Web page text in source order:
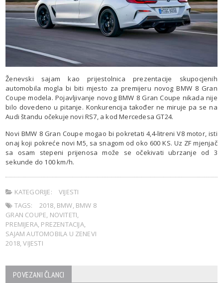
Ženevski sajam kao prijestolnica prezentacije skupocjenih
automobila mogla bi biti mjesto za premijeru novog BMW 8 Gran
Coupe modela. Pojavljivanje novog BMW 8 Gran Coupe nikada nije
bilo dovedeno u pitanje. Konkurencija također ne miruje pa se na
Audi štandu očekuje novi RS7, a kod Mercedesa GT24.
Novi BMW 8 Gran Coupe mogao bi pokretati 4,4-litreni V8 motor, isti
onaj koji pokreće novi M5, sa snagom od oko 600 KS. Uz ZF mjenjač
sa osam stepeni prijenosa može se očekivati ubrzanje od 3
sekunde do 100 km/h.
KATEGORIJE:
VIJESTI
TAGS:
2018, BMW, BMW 8
GRAN COUPE, NOVITETI,
PREMIJERA, PREZENTACIJA,
SAJAM AUTOMOBILA U ZENEVI
2018,VIJESTI
POVEZANI ČLANCI